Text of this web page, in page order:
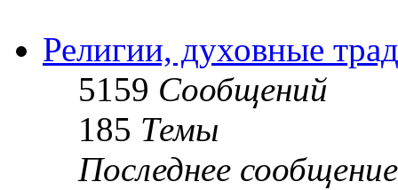
Религии, духовные
5159 Сообщений
185 Темы
Последнее сообщение